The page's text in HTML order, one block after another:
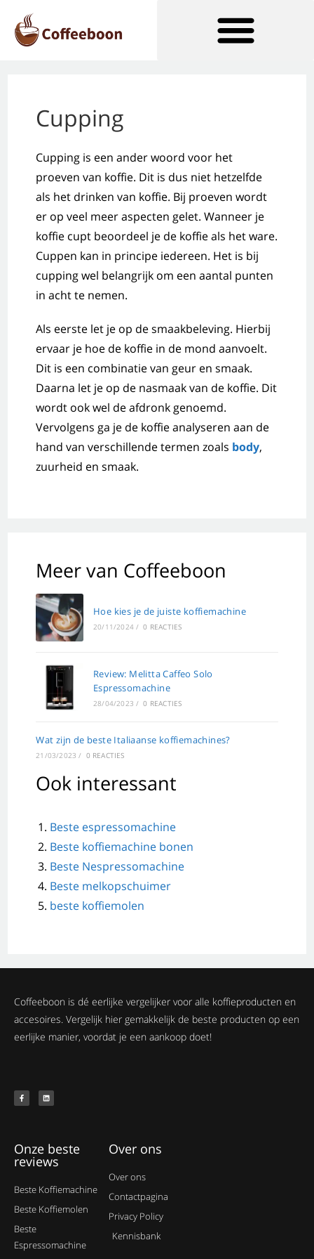
Cupping
Cupping is een ander woord voor het
proeven van koffie. Dit is dus niet hetzelfde
als het drinken van koffie. Bij proeven wordt
er op veel meer aspecten gelet. Wanneer je
koffie cupt beoordeel je de koffie als het ware.
Cuppen kan in principe iedereen. Het is bij
cupping wel belangrijk om een aantal punten
in acht te nemen.
Als eerste let je op de smaakbeleving. Hierbij
ervaar je hoe de koffie in de mond aanvoelt.
Dit is een combinatie van geur en smaak.
Daarna let je op de nasmaak van de koffie. Dit
wordt ook wel de afdronk genoemd.
Vervolgens ga je de koffie analyseren aan de
hand van verschillende termen zoals body,
zuurheid en smaak.
Meer van Coffeeboon
Hoe kies je de juiste koffiemachine
20/11/2024 / 0 REACTIES
Review: Melitta Caffeo Solo
Espressomachine
28/04/2023 / 0 REACTIES
Wat zijn de beste Italiaanse koffiemachines?
21/03/2023 / 0 REACTIES
Ook interessant
Beste espressomachine
Beste koffiemachine bonen
Beste Nespressomachine
Beste melkopschuimer
beste koffiemolen
Coffeeboon is dé eerlijke vergelijker voor alle koffieproducten en
accesoires. Vergelijk hier gemakkelijk de beste producten op een
eerlijke manier, voordat je een aankoop doet!
Onze beste
reviews
Beste Koffiemachine
Beste Koffiemolen
Beste
Espressomachine
Over ons
Over ons
Contactpagina
Privacy Policy
Kennisbank